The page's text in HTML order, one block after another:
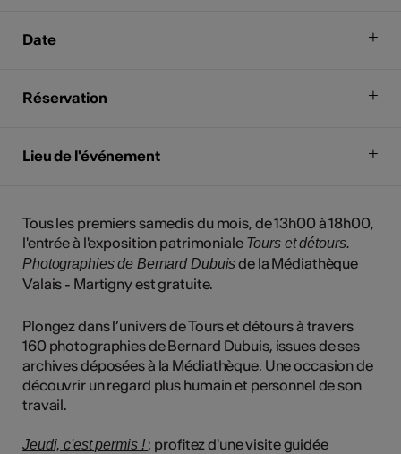
Date
Réservation
Lieu de l'événement
Tous les premiers samedis du mois, de 13h00 à 18h00,
l'entrée à l'exposition patrimoniale Tours et détours.
Photographies de Bernard Dubuisde la Médiathèque
Valais - Martigny est gratuite.
Plongez dans l’univers de Tours et détours à travers
160 photographies de Bernard Dubuis, issues de ses
archives déposées à la Médiathèque. Une occasion de
découvrir un regard plus humain et personnel de son
travail.
Jeudi, c'est permis ! : profitez d'une visite guidée